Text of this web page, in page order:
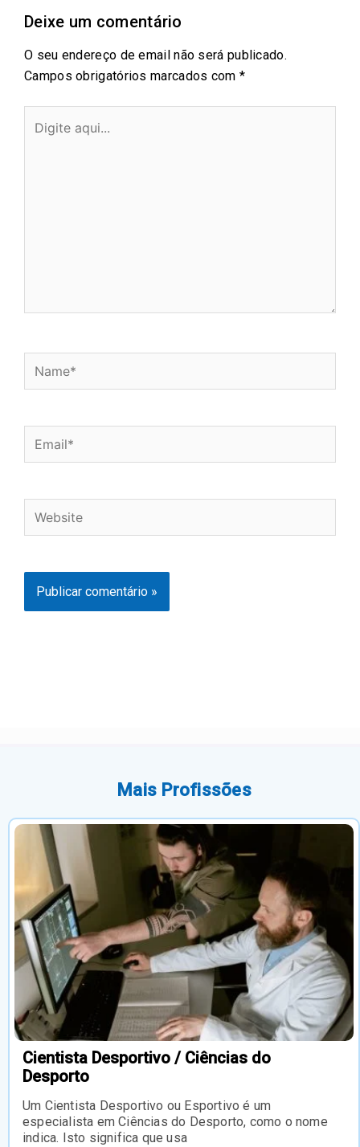
Deixe um comentário
O seu endereço de email não será publicado.
Campos obrigatórios marcados com *
aqui...
Mais Profissões
Cientista Desportivo / Ciências do
Desporto
Um Cientista Desportivo ou Esportivo é um
especialista em Ciências do Desporto, como o nome
indica. Isto significa que usa